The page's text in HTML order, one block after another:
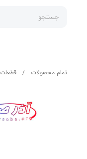
جستجو
تمام محصولات / قطعات